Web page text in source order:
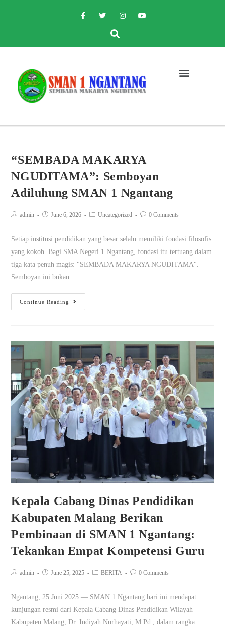
“SEMBADA MAKARYA
NGUDITAMA”: Semboyan
Adiluhung SMAN 1 Ngantang
admin June 6, 2026 Uncategorized 0 Comments
Setiap institusi pendidikan yang besar selalu memiliki fondasi filosofis
yang kokoh. Bagi SMA Negeri 1 Ngantang, fondasi itu tertuang dalam
tiga kata penuh magis: "SEMBADA MAKARYA NGUDITAMA".
Semboyan ini bukan…
Continue Reading
Kepala Cabang Dinas Pendidikan
Kabupaten Malang Berikan
Pembinaan di SMAN 1 Ngantang:
Tekankan Empat Kompetensi Guru
admin June 25, 2025 BERITA 0 Comments
Ngantang, 25 Juni 2025 — SMAN 1 Ngantang hari ini mendapat
kunjungan resmi dari Kepala Cabang Dinas Pendidikan Wilayah
Kabupaten Malang, Dr. Indiyah Nurhayati, M.Pd., dalam rangka